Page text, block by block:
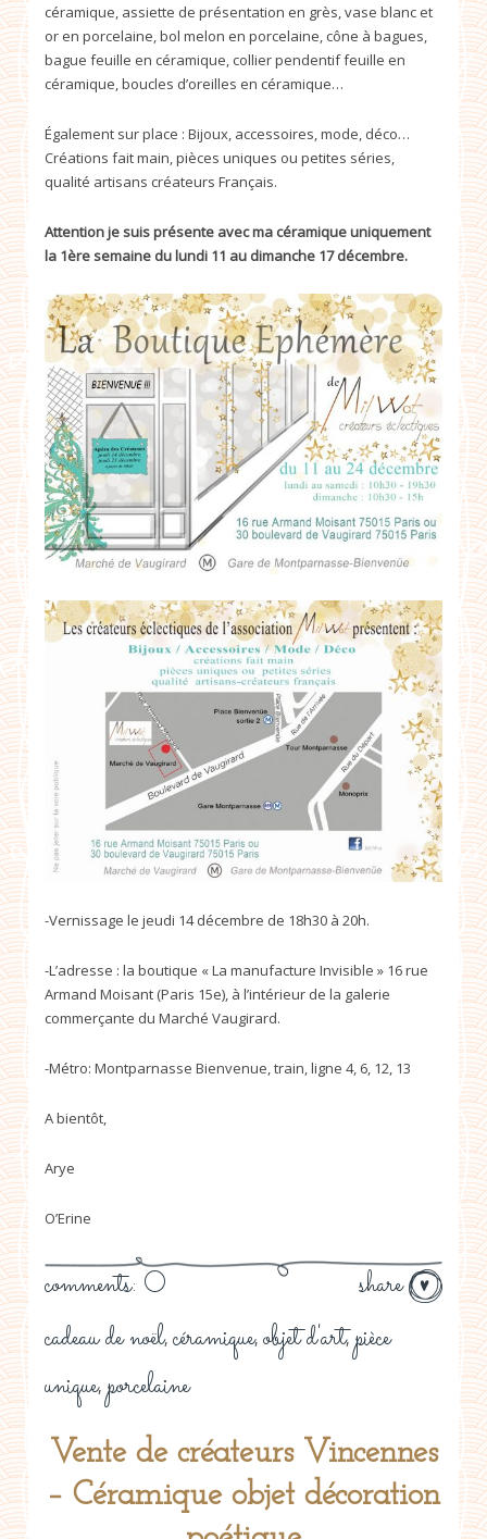
céramique, assiette de présentation en grès, vase blanc et
or en porcelaine, bol melon en porcelaine, cône à bagues,
bague feuille en céramique, collier pendentif feuille en
céramique, boucles d’oreilles en céramique…
Également sur place : Bijoux, accessoires, mode, déco…
Créations fait main, pièces uniques ou petites séries,
qualité artisans créateurs Français.
Attention je suis présente avec ma céramique uniquement
la 1ère semaine du lundi 11 au dimanche 17 décembre.
-Vernissage le jeudi 14 décembre de 18h30 à 20h.
-L’adresse : la boutique « La manufacture Invisible » 16 rue
Armand Moisant (Paris 15e), à l’intérieur de la galerie
commerçante du Marché Vaugirard.
-Métro: Montparnasse Bienvenue, train, ligne 4, 6, 12, 13
A bientôt,
Arye
O’Erine
share
comments: 0
cadeau de noël, céramique, objet d'art, pièce
unique, porcelaine
Vente de créateurs Vincennes
– Céramique objet décoration